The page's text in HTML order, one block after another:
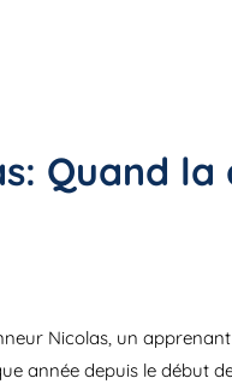
Quand
Nicolas, un
année depuis le début